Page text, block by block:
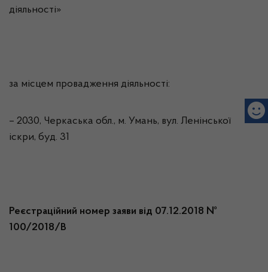
діяльності»
за місцем провадження діяльності:
– 2030, Черкаська обл., м. Умань, вул. Ленінської
іскри, буд. 31
Реєстраційний номер заяви від 07.12.2018 №
100/2018/В